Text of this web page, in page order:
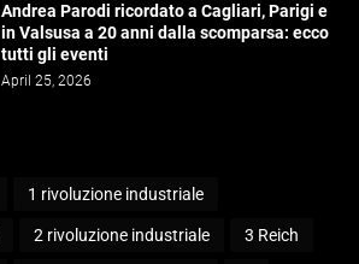
Andrea Parodi ricordato a Cagliari, Parigi e
in Valsusa a 20 anni dalla scomparsa: ecco
tutti gli eventi
April 25, 2026
1 rivoluzione industriale
2 rivoluzione industriale 3 Reich